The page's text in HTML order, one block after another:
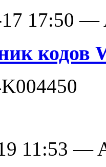
17:50 —
кодов
11:53 —